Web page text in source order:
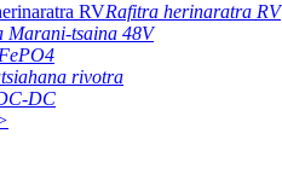
Rafitra herinaratra RV
Marani-tsaina 48V
rivotra
DC